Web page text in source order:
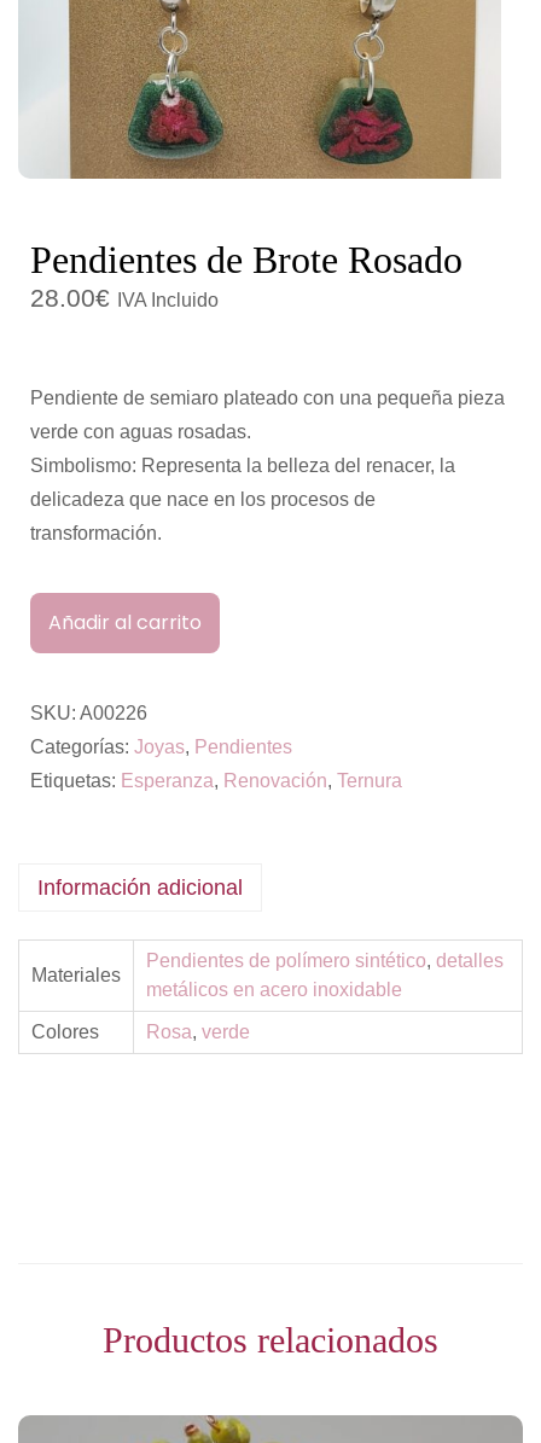
c
i
ó
n
d
o
Pendientes de Brote Rosado
28.00€ IVA Incluido
Pendiente de semiaro plateado con una pequeña pieza
verde con aguas rosadas.
Simbolismo: Representa la belleza del renacer, la
delicadeza que nace en los procesos de
transformación.
Añadir al carrito
SKU: A00226
Categorías: Joyas, Pendientes
Etiquetas: Esperanza, Renovación, Ternura
Información adicional
Materiales
Pendientes de polímero sintético, detalles
metálicos en acero inoxidable
Colores Rosa, verde
Productos relacionados